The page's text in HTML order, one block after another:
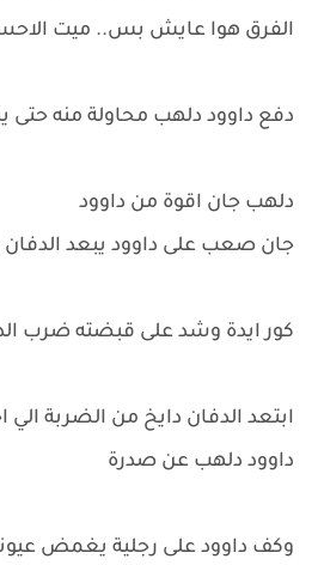
الفرق هوا عايش بس.. ميت
دفع داوود دلهب محاولة منه حتى
دلهب جان اقوة من داوود
جان صعب على داوود يبعد الدفان
كور ايدة وشد على قبضته ضرب
ابتعد الدفان دايخ من الضربة
داوود دلهب عن صدرة
وكف داوود على رجلية يغمض